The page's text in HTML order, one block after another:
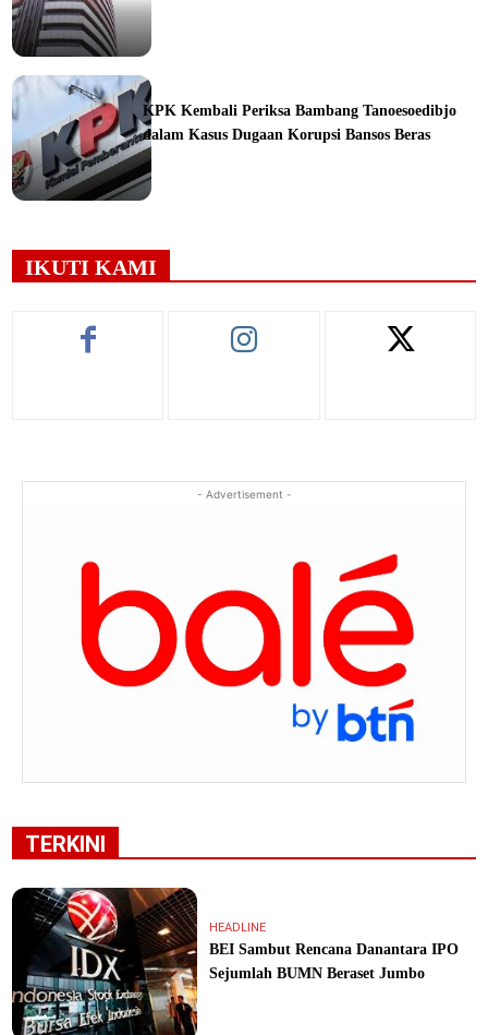
KPK Kembali Periksa Bambang Tanoesoedibjo
dalam Kasus Dugaan Korupsi Bansos Beras
IKUTI KAMI
- Advertisement -
TERKINI
HEADLINE
BEI Sambut Rencana Danantara IPO
Sejumlah BUMN Beraset Jumbo